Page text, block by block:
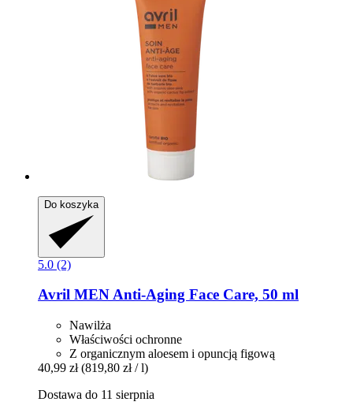
Do koszyka
5.0 (2)
Avril MEN Anti-​Aging Face Care, 50 ml
Nawilża
Właściwości ochronne
Z organicznym aloesem i opuncją figową
40,99 zł (819,80 zł / l)
Dostawa do 11 sierpnia